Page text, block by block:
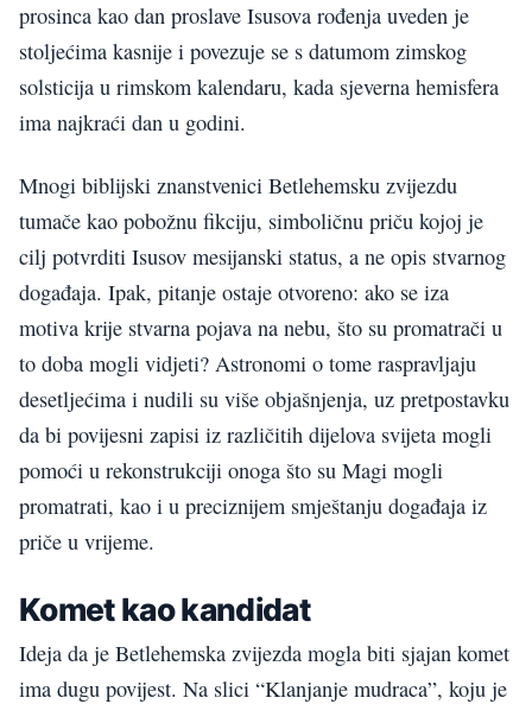
prosinca kao dan proslave Isusova rođenja uveden je
stoljećima kasnije i povezuje se s datumom zimskog
solsticija u rimskom kalendaru, kada sjeverna hemisfera
ima najkraći dan u godini.
Mnogi biblijski znanstvenici Betlehemsku zvijezdu
tumače kao pobožnu fikciju, simboličnu priču kojoj je
cilj potvrditi Isusov mesijanski status, a ne opis stvarnog
događaja. Ipak, pitanje ostaje otvoreno: ako se iza
motiva krije stvarna pojava na nebu, što su promatrači u
to doba mogli vidjeti? Astronomi o tome raspravljaju
desetljećima i nudili su više objašnjenja, uz pretpostavku
da bi povijesni zapisi iz različitih dijelova svijeta mogli
pomoći u rekonstrukciji onoga što su Magi mogli
promatrati, kao i u preciznijem smještanju događaja iz
priče u vrijeme.
Komet kao kandidat
Ideja da je Betlehemska zvijezda mogla biti sjajan komet
ima dugu povijest. Na slici “Klanjanje mudraca”, koju je